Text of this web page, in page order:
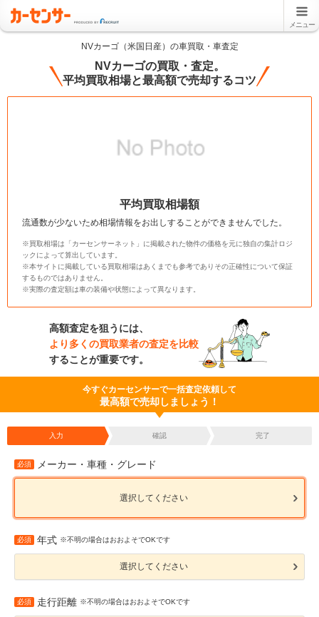
メニュー
NVカーゴ（米国日産）の車買取・車査定
NVカーゴの買取・査定。
平均買取相場と最高額で売却するコツ
平均買取相場額
流通数が少ないため相場情報をお出しすることができませんでした。
※買取相場は「カーセンサーネット」に掲載された物件の価格を元に独自の集計ロジ
ックによって算出しています。
※本サイトに掲載している買取相場はあくまでも参考でありその正確性について保証
するものではありません。
※実際の査定額は車の装備や状態によって異なります。
高額査定を狙うには、
より多くの買取業者の査定を比較
することが重要です。
今すぐカーセンサーで一括査定依頼して
最高額で売却しましょう！
入力 確認 完了
必須 メーカー・車種・グレード
選択してください
必須 年式 ※不明の場合はおおよそでOKです
選択してください
必須 走行距離 ※不明の場合はおおよそでOKです